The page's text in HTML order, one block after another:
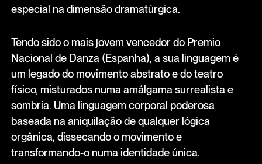
especial na dimensão dramatúrgica.
Tendo sido o mais jovem vencedor do Premio
Nacional de Danza (Espanha), a sua linguagem é
um legado do movimento abstrato e do teatro
físico, misturados numa amálgama surrealista e
sombria. Uma linguagem corporal poderosa
baseada na aniquilação de qualquer lógica
orgânica, dissecando o movimento e
transformando-o numa identidade única.